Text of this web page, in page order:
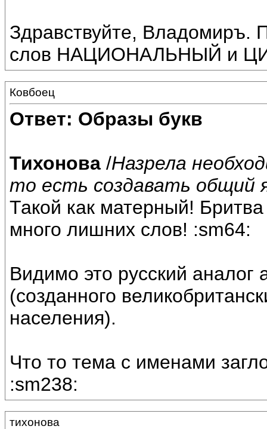
Здравствуйте, Владомиръ.
слов НАЦИОНАЛЬНЫЙ и
Ковбоец
Ответ: Образы букв
Тихонова /Назрела
то есть создавать общий
Такой как матерный!
много лишних слов! :sm64:
Видимо это русский аналог
(созданного
населения).
Что то тема с именами
:sm238:
тихонова